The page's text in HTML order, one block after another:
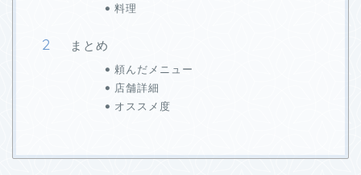
料理
まとめ
頼んだメニュー
店舗詳細
オススメ度